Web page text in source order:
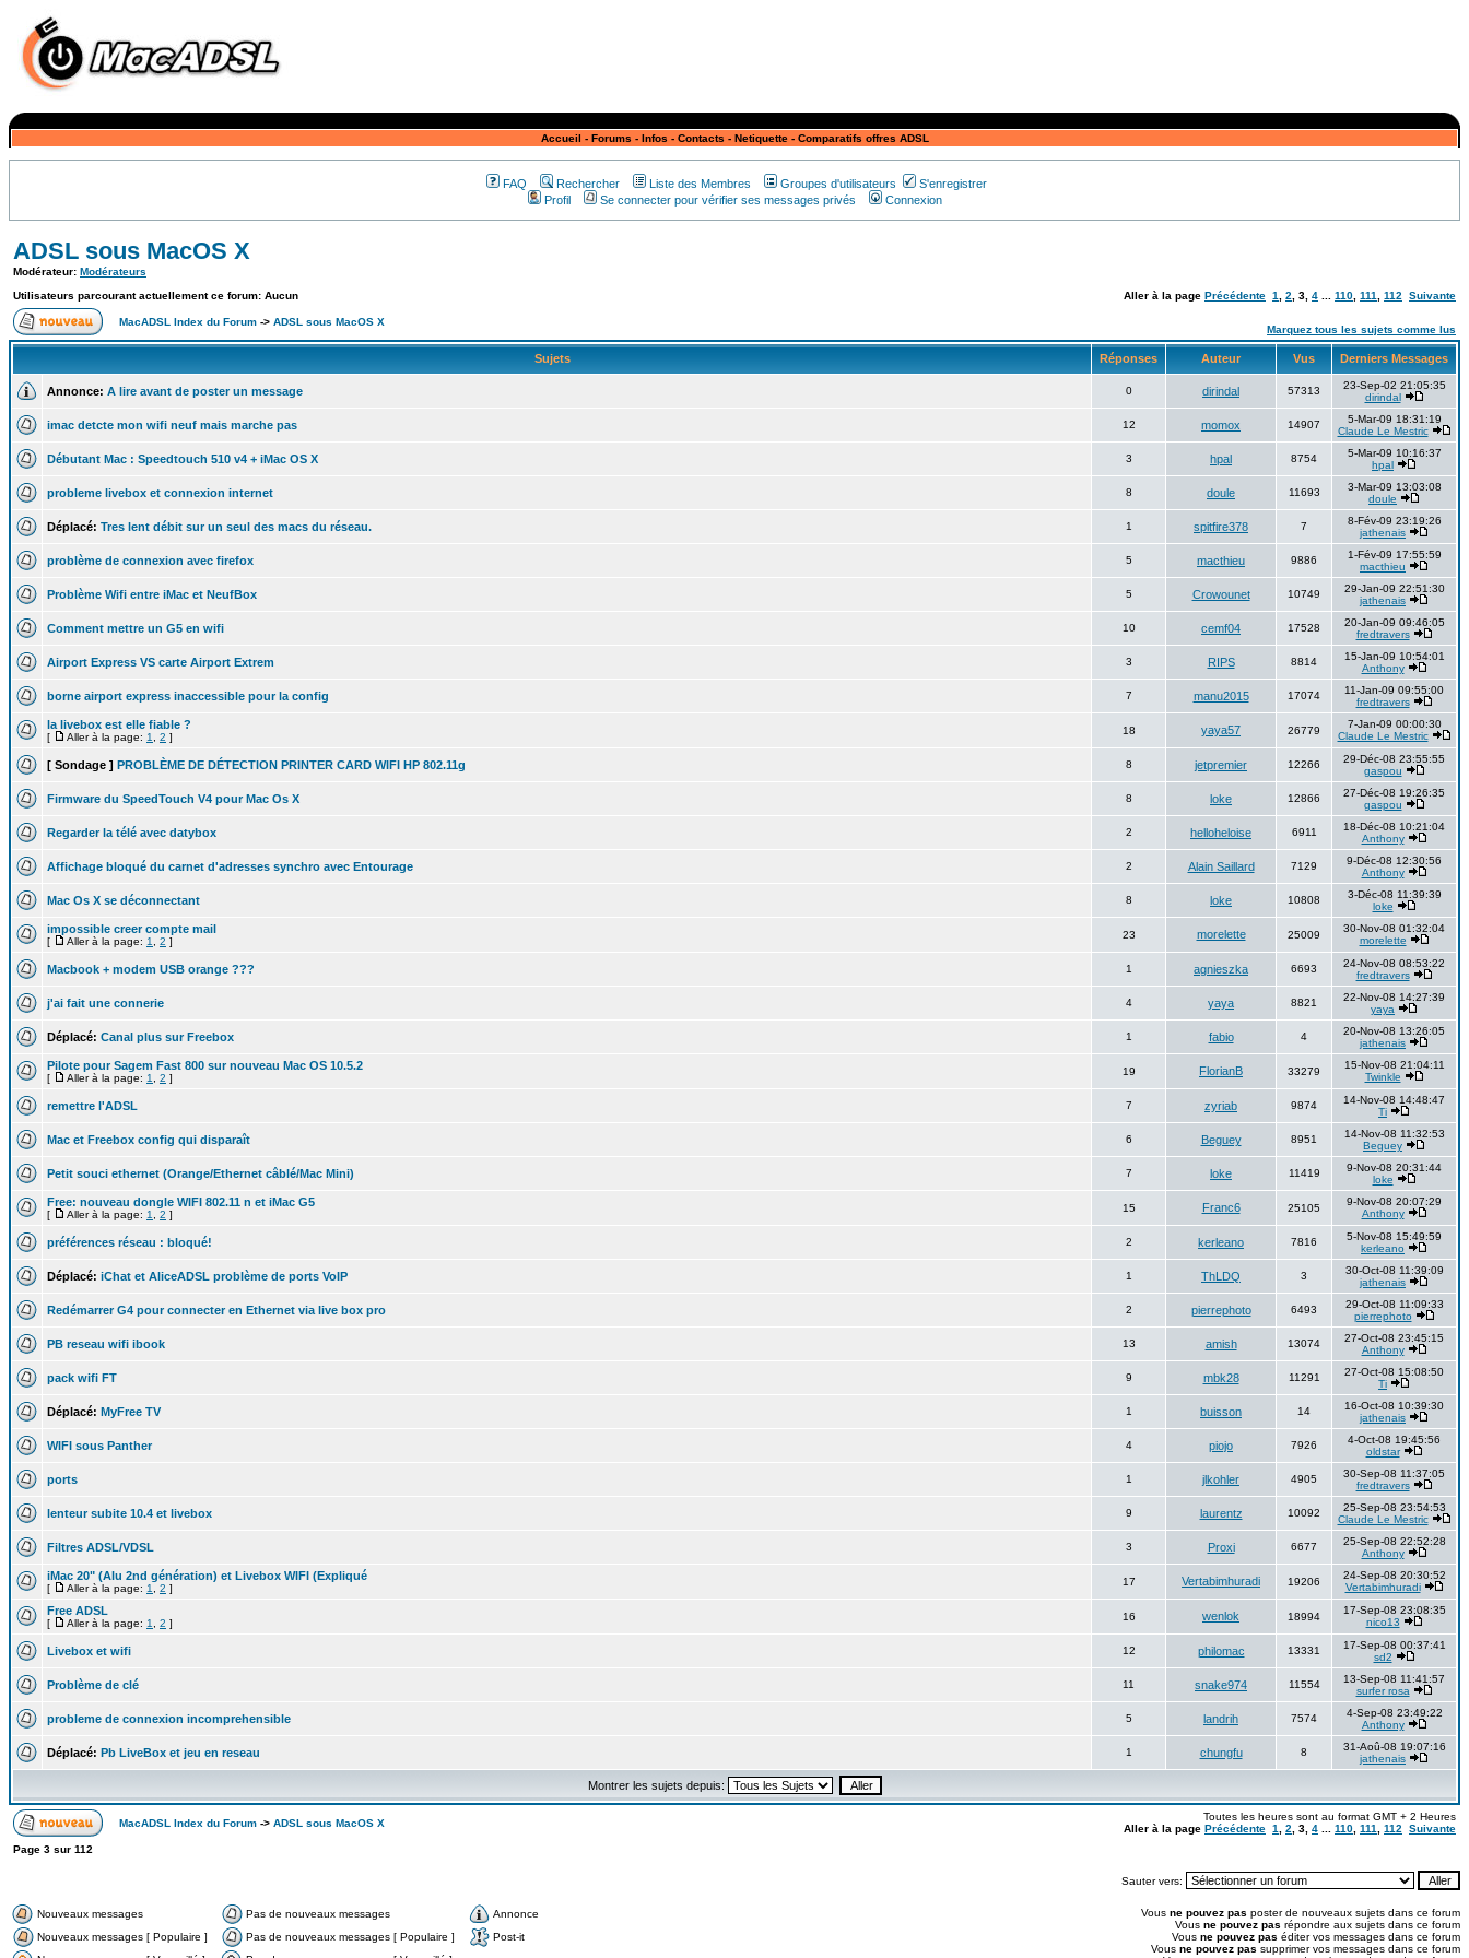
Accueil - Forums - Infos - Contacts - Netiquette- Comparatifs offres ADSL
FAQ Rechercher Liste des Membres Groupes d'utilisateurs
S'enregistrer
Profil
Se connecter pour vérifier ses messages privés Connexion
ADSL sous MacOS X
Modérateur: Modérateurs
Utilisateurs parcourant actuellement ce forum: Aucun
Aller à la page Précédente 1 2 3 4 110 111 112 Suivante
MacADSL Index du Forum -> ADSL sous MacOS X
Marquez tous les sujets comme lus
Sujets Réponses Auteur Vus Derniers Messages
Annonce: A lire avant de poster un message 0 dirindal 57313
23-Sep-02 21:05:35
dirindal
imac detcte mon wifi neuf mais marche pas 12 momox 14907
5-Mar-09 18:31:19
Claude Le Mestric
Débutant Mac : Speedtouch 510 v4 + iMac OS X 3 hpal 8754
5-Mar-09 10:16:37
hpal
probleme livebox et connexion internet 8 doule 11693
3-Mar-09 13:03:08
doule
Déplacé: Tres lent débit sur un seul des macs du réseau. 1 spitfire378 7
8-Fév-09 23:19:26
jathenais
problème de connexion avec firefox 5 macthieu 9886
1-Fév-09 17:55:59
macthieu
Problème Wifi entre iMac et NeufBox 5 Crowounet 10749
29-Jan-09 22:51:30
jathenais
Comment mettre un G5 en wifi 10 cemf04 17528
20-Jan-09 09:46:05
fredtravers
Airport Express VS carte Airport Extrem 3 RIPS 8814
15-Jan-09 10:54:01
Anthony
borne airport express inaccessible pour la config 7 manu2015 17074
11-Jan-09 09:55:00
fredtravers
la livebox est elle fiable ?
[ Aller à la page: 1 2 ]
18 yaya57 26779
7-Jan-09 00:00:30
Claude Le Mestric
[ Sondage ] PROBLÈME DE DÉTECTION PRINTER CARD WIFI HP 802.11g 8 jetpremier 12266
29-Déc-08 23:55:55
gaspou
Firmware du SpeedTouch V4 pour Mac Os X 8 loke 12866
27-Déc-08 19:26:35
gaspou
Regarder la télé avec datybox 2 helloheloise 6911
18-Déc-08 10:21:04
Anthony
Affichage bloqué du carnet d'adresses synchro avec Entourage 2 Alain Saillard 7129
9-Déc-08 12:30:56
Anthony
Mac Os X se déconnectant 8 loke 10808
3-Déc-08 11:39:39
loke
impossible creer compte mail
[ Aller à la page: 1 2 ]
23 morelette 25009
30-Nov-08 01:32:04
morelette
Macbook + modem USB orange ??? 1 agnieszka 6693
24-Nov-08 08:53:22
fredtravers
j'ai fait une connerie 4 yaya 8821
22-Nov-08 14:27:39
yaya
Déplacé: Canal plus sur Freebox 1 fabio 4
20-Nov-08 13:26:05
jathenais
Pilote pour Sagem Fast 800 sur nouveau Mac OS 10.5.2
[ Aller à la page: 1 2 ]
19 FlorianB 33279
15-Nov-08 21:04:11
Twinkle
remettre l'ADSL 7 zyriab 9874
14-Nov-08 14:48:47
Ti
Mac et Freebox config qui disparaît 6 Beguey 8951
14-Nov-08 11:32:53
Beguey
Petit souci ethernet (Orange/Ethernet câblé/Mac Mini) 7 loke 11419
9-Nov-08 20:31:44
loke
Free: nouveau dongle WIFI 802.11 n et iMac G5
[ Aller à la page: 1 2 ]
15 Franc6 25105
9-Nov-08 20:07:29
Anthony
préférences réseau : bloqué! 2 kerleano 7816
5-Nov-08 15:49:59
kerleano
Déplacé: iChat et AliceADSL problème de ports VoIP 1 ThLDQ 3
30-Oct-08 11:39:09
jathenais
Redémarrer G4 pour connecter en Ethernet via live box pro 2 pierrephoto 6493
29-Oct-08 11:09:33
pierrephoto
PB reseau wifi ibook 13 amish 13074
27-Oct-08 23:45:15
Anthony
pack wifi FT 9 mbk28 11291
27-Oct-08 15:08:50
Ti
Déplacé: MyFree TV 1 buisson 14
16-Oct-08 10:39:30
jathenais
WIFI sous Panther 4 piojo 7926
4-Oct-08 19:45:56
oldstar
ports 1 jlkohler 4905
30-Sep-08 11:37:05
fredtravers
lenteur subite 10.4 et livebox 9 laurentz 10092
25-Sep-08 23:54:53
Claude Le Mestric
Filtres ADSL/VDSL 3 Proxi 6677
25-Sep-08 22:52:28
Anthony
iMac 20" (Alu 2nd génération) et Livebox WIFI (Expliqué
[ Aller à la page: 1 2 ]
17 Vertabimhuradi 19206
24-Sep-08 20:30:52
Vertabimhuradi
Free ADSL
[ Aller à la page: 1 2 ]
16 wenlok 18994
17-Sep-08 23:08:35
nico13
Livebox et wifi 12 philomac 13331
17-Sep-08 00:37:41
sd2
Problème de clé 11 snake974 11554
13-Sep-08 11:41:57
surfer rosa
probleme de connexion incomprehensible 5 landrih 7574
4-Sep-08 23:49:22
Anthony
Déplacé: Pb LiveBox et jeu en reseau 1 chungfu 8
31-Aoû-08 19:07:16
jathenais
Montrer les sujets depuis:
MacADSL Index du Forum -> ADSL sous MacOS X
Toutes les heures sont au format GMT + 2 Heures
Aller à la page Précédente 1 2 3 4 110 111 112
Suivante
Page 3 sur 112
Sauter vers:
Nouveaux messages Pas de nouveaux messages
Annonce
Nouveaux messages [ Populaire ]
Pas de nouveaux messages [ Populaire ]
Post-it
Vous ne pouvez pas poster de nouveaux sujets dans ce forum
Vous ne pouvez pas répondre aux sujets dans ce forum
Vous ne pouvez pas éditer vos messages dans ce forum
Vous ne pouvez pas supprimer vos messages dans ce forum